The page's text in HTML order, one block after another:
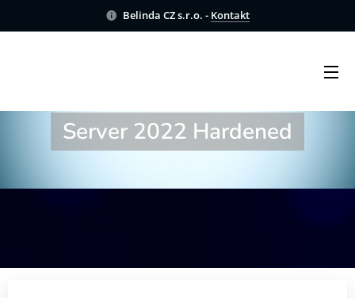
Belinda CZ s.r.o. - Kontakt
WORDPRESS® on Windows
Server 2022 Hardened